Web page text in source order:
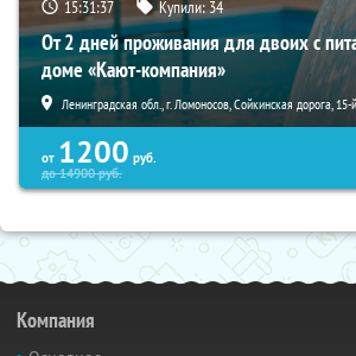
15:31:35 Купили:34
От 2 дней проживания для двоих с
доме «Кают-компания»
Ленинградская обл., г. Ломоносов, Сойкинская дорога,
от 1200 руб.
до14900руб.
Компания